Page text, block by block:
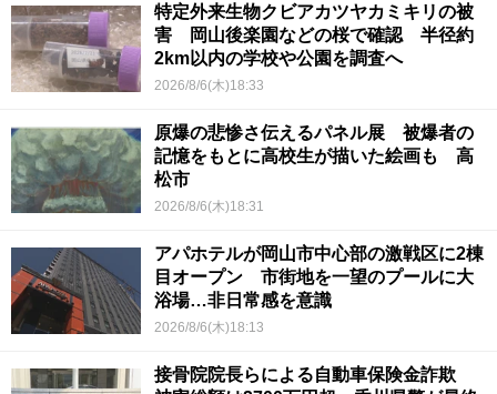
特定外来生物クビアカツヤカミキリの被
害 岡山後楽園などの桜で確認 半径約
2km以内の学校や公園を調査へ
2026/8/6(木)18:33
原爆の悲惨さ伝えるパネル展 被爆者の
記憶をもとに高校生が描いた絵画も 高
松市
2026/8/6(木)18:31
アパホテルが岡山市中心部の激戦区に2棟
目オープン 市街地を一望のプールに大
浴場…非日常感を意識
2026/8/6(木)18:13
接骨院院長らによる自動車保険金詐欺